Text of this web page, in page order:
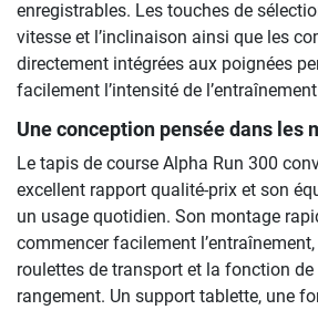
enregistrables. Les touches de
vitesse et l’inclinaison ainsi que les
directement intégrées aux poignées
facilement l’intensité de
Une conception pensée dans les
Le tapis de course Alpha Run 300
excellent rapport qualité-prix et son
un usage quotidien. Son montage
commencer facilement
roulettes de transport et la fonction
rangement. Un support tablette, une